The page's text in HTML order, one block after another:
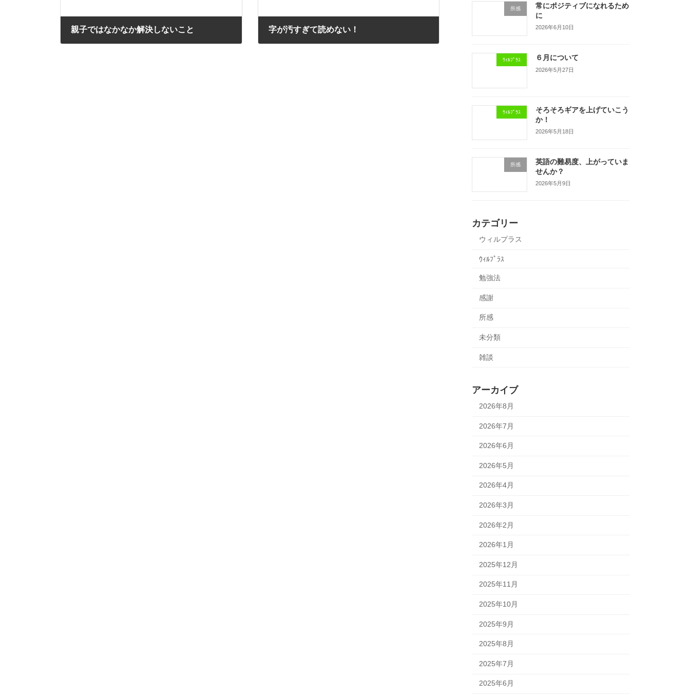
親子ではなかなか解決しないこと 字が汚すぎて読めない！
所感
常にポジティブになれるため
に
2026年6月10日
ｳｨﾙﾌﾟﾗｽ ６月について
2026年5月27日
ｳｨﾙﾌﾟﾗｽ
そろそろギアを上げていこう
か！
2026年5月18日
所感
英語の難易度、上がっていま
せんか？
2026年5月9日
カテゴリー
ウィルプラス
ｳｨﾙﾌﾟﾗｽ
勉強法
感謝
所感
未分類
雑談
アーカイブ
2026年8月
2026年7月
2026年6月
2026年5月
2026年4月
2026年3月
2026年2月
2026年1月
2025年12月
2025年11月
2025年10月
2025年9月
2025年8月
2025年7月
2025年6月